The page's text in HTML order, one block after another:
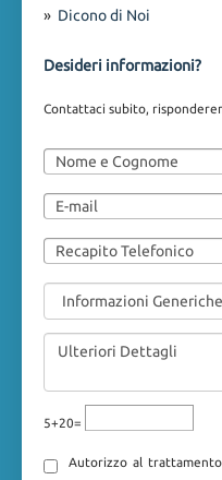
» Dicono di Noi
Desideri informazioni?
Contattaci subito,
5+20=
Autorizzo al